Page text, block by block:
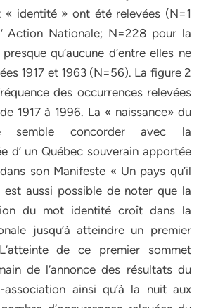
« identité » ont été relevées (N=1
Action Nationale; N=228 pour la
qu’aucune d’entre elles ne
1917 et 1963 (N=56). La figure 2
des occurrences relevées
1917 à 1996. La « naissance» du
semble concorder avec la
d’ un Québec souverain apportée
son Manifeste « Un pays qu’il
aussi possible de noter que la
du mot identité croît dans la
jusqu’à atteindre un premier
de ce premier sommet
de l’annonce des résultats du
association ainsi qu’à la nuit aux